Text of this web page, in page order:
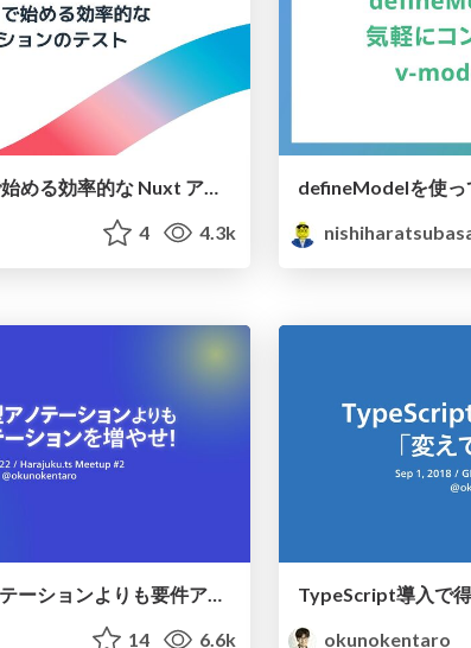
Nuxt Test Utils で始める効率的な Nuxt アプリケーションのテスト
4 4.3k
コードには型アノテーションよりも要件アノテーションを増やせ！/harajukuts2
14 6.6k
okunokentaro